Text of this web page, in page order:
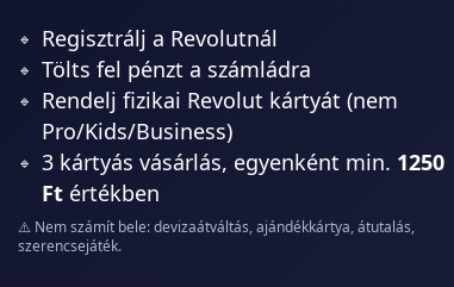
Regisztrálj a Revolutnál
Tölts fel pénzt a számládra
Rendelj fizikai Revolut kártyát (nem
Pro/Kids/Business)
3 kártyás vásárlás, egyenként min. 1250
Ft értékben
⚠️ Nem számít bele: devizaátváltás, ajándékkártya, átutalás,
szerencsejáték.